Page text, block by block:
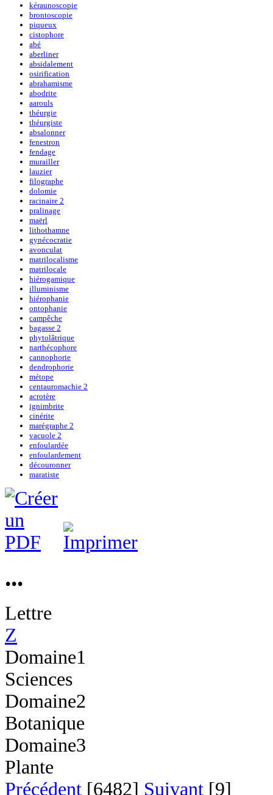
kéraunoscopie
brontoscopie
piqueux
cistophore
abé
aberliner
absidalement
osirification
abrahamisme
abodrite
aarouls
théurgie
théurgiste
absalonner
fenestron
fendage
murailler
lauzier
filographe
dolomie
racinaire 2
pralinage
maërl
lithothamne
gynécocratie
avonculat
matrilocalisme
matrilocale
hiérogamique
illuminisme
hiérophanie
ontophanie
campêche
bagasse 2
phytolâtrique
narthécophore
cannophorie
dendrophorie
métope
centauromachie 2
acrotère
ignimbrite
cinérite
marégraphe 2
vacuole 2
enfoulardée
enfoulardement
découronner
maratiste
...
Lettre
Z
Domaine1
Sciences
Domaine2
Botanique
Domaine3
Plante
Précédent [6482] Suivant [9]